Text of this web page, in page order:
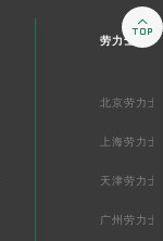
劳力士上海
北京劳力士
上海劳力
天津劳力
广州劳力
